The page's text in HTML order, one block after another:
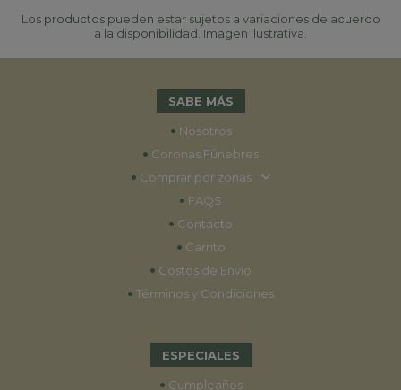
Los productos pueden estar sujetos a variaciones de acuerdo
a la disponibilidad. Imagen ilustrativa.
SABE MÁS
• Nosotros
• Coronas Fúnebres
• Comprar por zonas
• FAQS
• Contacto
• Carrito
• Costos de Envío
• Términos y Condiciones
ESPECIALES
• Cumpleaños